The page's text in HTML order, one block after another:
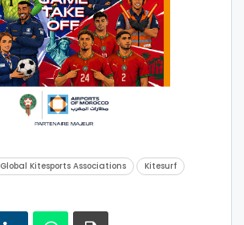
Global Kitesports Associations
Kitesurf